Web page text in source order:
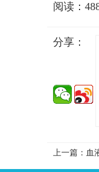
阅读：
分享：
上一篇：血